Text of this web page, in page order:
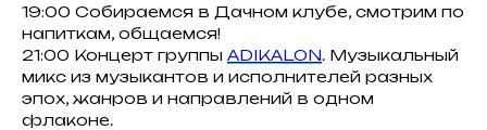
19:00 Собираемся в Дачном клубе, смотрим по
напиткам, общаемся!
21:00 Концерт группы ADIKALON. Музыкальный
микс из музыкантов и исполнителей разных
эпох, жанров и направлений в одном
флаконе.